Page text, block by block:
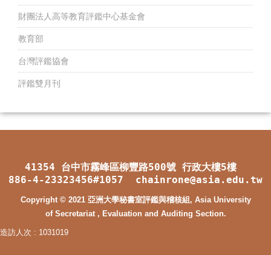
財團法人高等教育評鑑中心基金會
教育部
台灣評鑑協會
評鑑雙月刊
41354 台中市霧峰區柳豐路500號 行政大樓5樓
886-4-23323456#1057 chainrone@asia.edu.tw
Copyright © 2021 亞洲大學秘書室評鑑與稽核組, Asia University
of Secretariat , Evaluation and Auditing Section.
造訪人次 : 1031019